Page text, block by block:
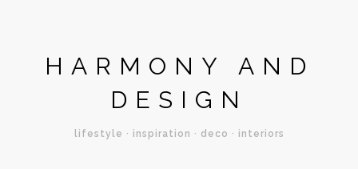
HARMONY AND
DESIGN
lifestyle · inspiration · deco · interiors